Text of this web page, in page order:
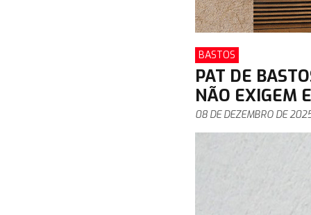
BASTOS
PAT DE
NÃO EXIGEM
08 DE DEZEMBRO DE